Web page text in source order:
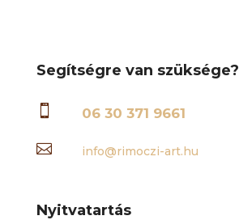
Segítségre van szüksége?
 06 30 371 9661
 info@rimoczi-art.hu
Nyitvatartás